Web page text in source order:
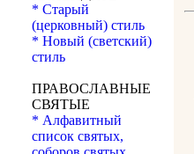
* Старый
(церковный) стиль
* Новый (светский)
стиль
ПРАВОСЛАВНЫЕ
СВЯТЫЕ
* Алфавитный
список святых,